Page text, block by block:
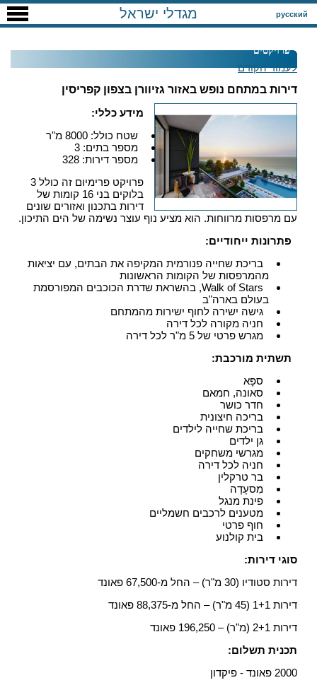
русский מגדלי ישראל
פרויקטים
לעמוד הקודם
דירות במתחם נופש באזור גזיוורן בצפון קפריסין
מידע כללי:
שטח כולל: 8000 מ"ר
מספר בתים: 3
מספר דירות: 328
פרויקט פרימיום זה כולל 3
בלוקים בני 16 קומות של
דירות בתכנון ואזורים שונים
עם מרפסות מרווחות. הוא מציע נוף עוצר נשימה של הים התיכון.
פתרונות ייחודיים:
בריכת שחייה פנורמית המקיפה את הבתים, עם יציאות
מהמרפסות של הקומות הראשונות
Walk of Stars, בהשראת שדרת הכוכבים המפורסמת
בעולם בארה"ב
גישה ישירה לחוף ישירות מהמתחם
חניה מקורה לכל דירה
מגרש פרטי של 5 מ"ר לכל דירה
תשתית מורכבת:
ספָּא
סאונה, חמאם
חדר כושר
בריכה חיצונית
בריכת שחייה לילדים
גן ילדים
מגרשי משחקים
חניה לכל דירה
בר טרקלין
מִסעָדָה
פינת מנגל
מטענים לרכבים חשמליים
חוף פרטי
בית קולנוע
סוגי דירות:
דירות סטודיו (30 מ"ר) – החל מ-67,500 פאונד
דירות 1+1 (45 מ"ר) – החל מ-88,375 פאונד
דירות 2+1 (מ"ר) – 196,250 פאונד
תכנית תשלום:
2000 פאונד - פיקדון